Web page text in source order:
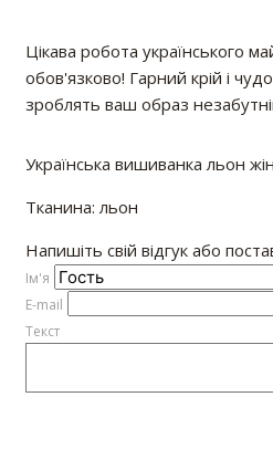
Цікава робота українського
обов'язково! Гарний крій і
зроблять ваш образ
Українська вишиванка льон
Тканина: льон
Напишіть свій відгук або
Iм'я
E-mail
Текст